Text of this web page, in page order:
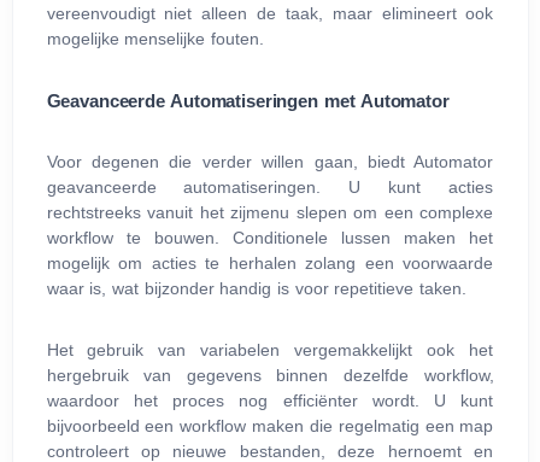
vereenvoudigt niet alleen de taak, maar elimineert ook
mogelijke menselijke fouten.
Geavanceerde Automatiseringen met Automator
Voor degenen die verder willen gaan, biedt Automator
geavanceerde automatiseringen. U kunt acties
rechtstreeks vanuit het zijmenu slepen om een complexe
workflow te bouwen. Conditionele lussen maken het
mogelijk om acties te herhalen zolang een voorwaarde
waar is, wat bijzonder handig is voor repetitieve taken.
Het gebruik van variabelen vergemakkelijkt ook het
hergebruik van gegevens binnen dezelfde workflow,
waardoor het proces nog efficiënter wordt. U kunt
bijvoorbeeld een workflow maken die regelmatig een map
controleert op nieuwe bestanden, deze hernoemt en